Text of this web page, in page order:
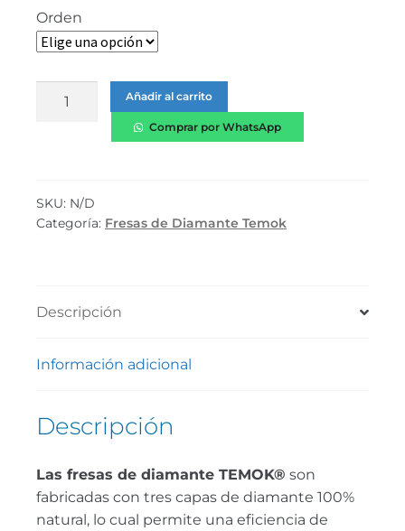
Orden
Añadir al carrito
Comprar por WhatsApp
SKU: N/D
Categoría: Fresas de Diamante Temok
Descripción
Información adicional
Descripción
Las fresas de diamante TEMOK® son
fabricadas con tres capas de diamante 100%
natural, lo cual permite una eficiencia de